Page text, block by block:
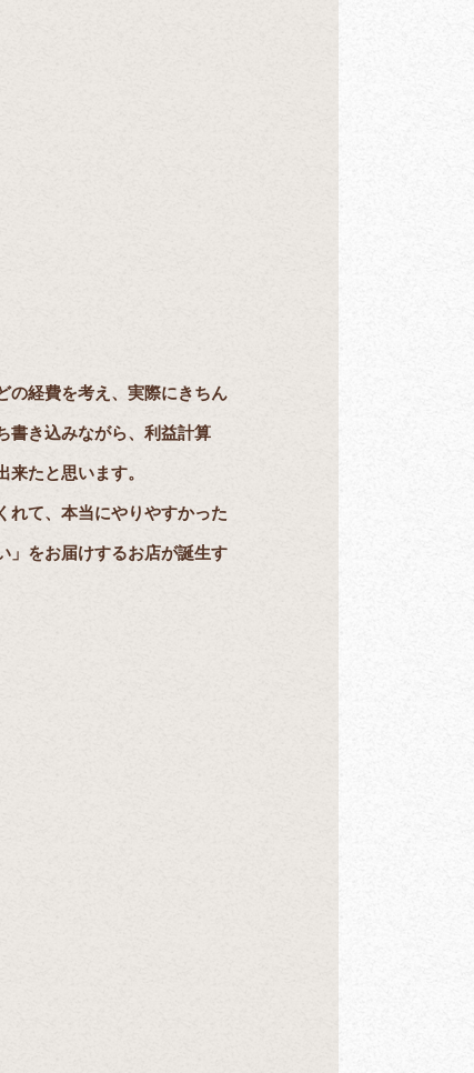
の経費を考え、実際にきちん
書き込みながら、利益計算
たと思います。
れて、本当にやりやすかった
」をお届けするお店が誕生す